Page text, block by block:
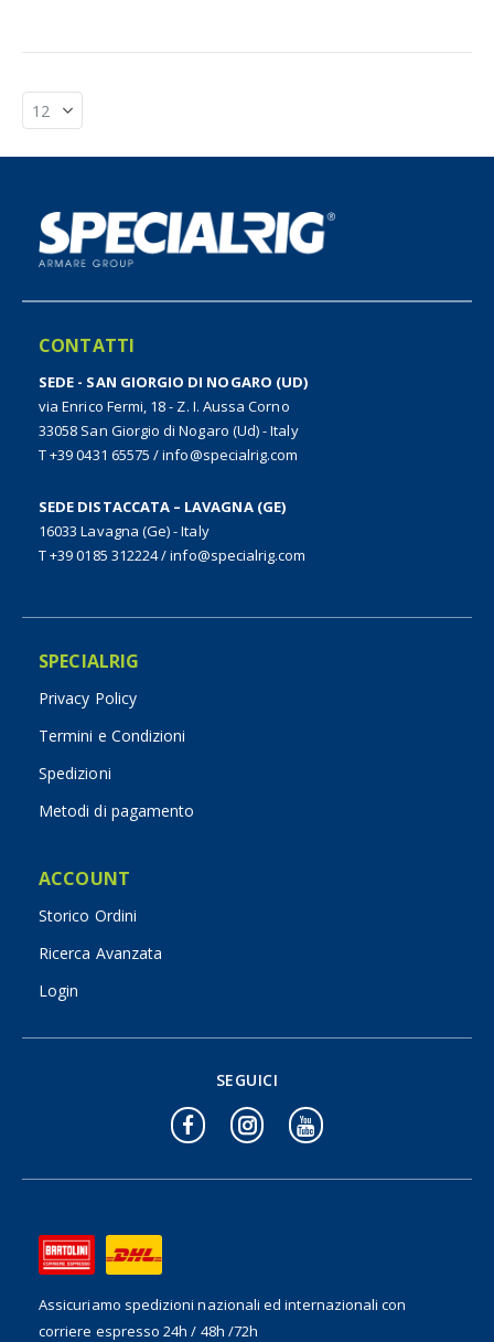
CONTATTI
SEDE - SAN GIORGIO DI NOGARO (UD)
via Enrico Fermi, 18 - Z. I. Aussa Corno
33058 San Giorgio di Nogaro (Ud) - Italy
T +39 0431 65575 /info@specialrig.com
SEDE DISTACCATA – LAVAGNA (GE)
16033 Lavagna (Ge) - Italy
T +39 0185 312224/info@specialrig.com
SPECIALRIG
Privacy Policy
Termini e Condizioni
Spedizioni
Metodi di pagamento
ACCOUNT
Storico Ordini
Ricerca Avanzata
Login
Assicuriamo spedizioni nazionali ed internazionalicon
corriere espresso 24h / 48h /72h
SEGUICI